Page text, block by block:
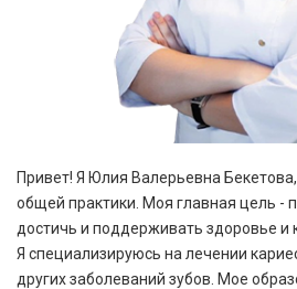
Привет! Я Юлия Валерьевна
общей практики. Моя главная цель -
достичь и поддерживать здоровье и
Я специализируюсь на лечении
других заболеваний зубов. Мое